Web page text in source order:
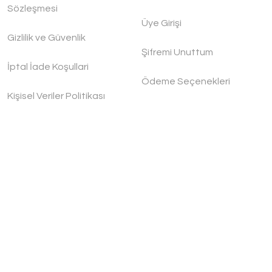
El işlemesi Kahvaltılık Bakır Tabak
TL
Sözleşmesi
Gizlilik ve Güvenlik
İptal İade Koşullari
Kişisel Veriler Politikası
Üye Girişi
Şifremi Unuttum
Ödeme Seçenekleri